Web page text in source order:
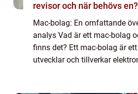
revisor och när behövs en?
Mac-bolag: En omfattande
analys Vad är ett mac-bolag
finns det? Ett mac-bolag är
utvecklar och tillverkar